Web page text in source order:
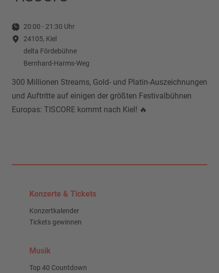
20:00 - 21:30 Uhr
24105, Kiel
delta Fördebühne
Bernhard-Harms-Weg
300 Millionen Streams, Gold- und Platin-Auszeichnungen
und Auftritte auf einigen der größten Festivalbühnen
Europas: TISCORE kommt nach Kiel! 🔥
Konzerte & Tickets
Konzertkalender
Tickets gewinnen
Musik
Top 40 Countdown